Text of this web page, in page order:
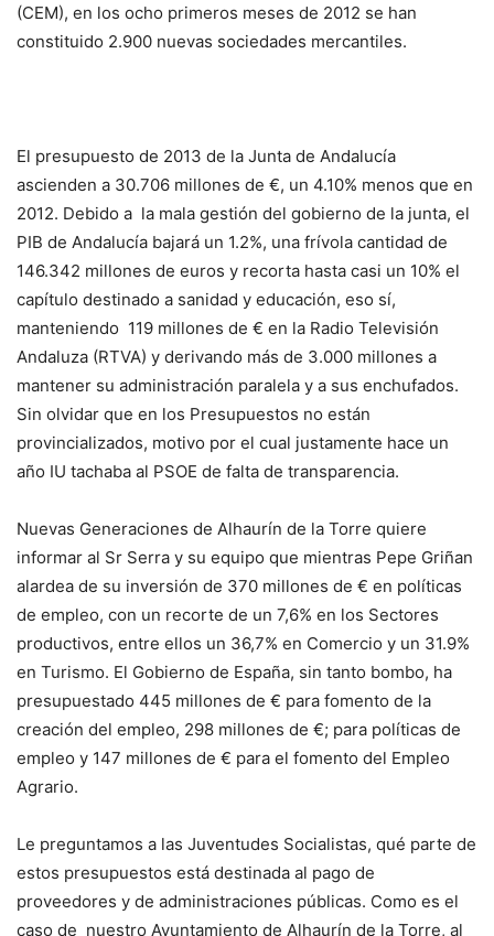
(CEM), en los ocho primeros meses de 2012 se han
constituido 2.900 nuevas sociedades mercantiles.
El presupuesto de 2013 de la Junta de Andalucía
ascienden a 30.706 millones de €, un 4.10% menos que en
2012. Debido a la mala gestión del gobierno de la junta, el
PIB de Andalucía bajará un 1.2%, una frívola cantidad de
146.342 millones de euros y recorta hasta casi un 10% el
capítulo destinado a sanidad y educación, eso sí,
manteniendo 119 millones de € en la Radio Televisión
Andaluza (RTVA) y derivando más de 3.000 millones a
mantener su administración paralela y a sus enchufados.
Sin olvidar que en los Presupuestos no están
provincializados, motivo por el cual justamente hace un
año IU tachaba al PSOE de falta de transparencia.
Nuevas Generaciones de Alhaurín de la Torre quiere
informar al Sr Serra y su equipo que mientras Pepe Griñan
alardea de su inversión de 370 millones de € en políticas
de empleo, con un recorte de un 7,6% en los Sectores
productivos, entre ellos un 36,7% en Comercio y un 31.9%
en Turismo. El Gobierno de España, sin tanto bombo, ha
presupuestado 445 millones de € para fomento de la
creación del empleo, 298 millones de €; para políticas de
empleo y 147 millones de € para el fomento del Empleo
Agrario.
Le preguntamos a las Juventudes Socialistas, qué parte de
estos presupuestos está destinada al pago de
proveedores y de administraciones públicas. Como es el
caso de nuestro Ayuntamiento de Alhaurín de la Torre, al